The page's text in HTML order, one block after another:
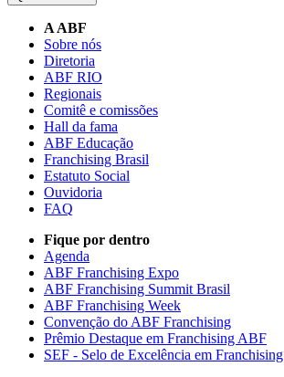
A ABF
Sobre nós
Diretoria
ABF RIO
Regionais
Comitê e comissões
Hall da fama
ABF Educação
Franchising Brasil
Estatuto Social
Ouvidoria
FAQ
Fique por dentro
Agenda
ABF Franchising Expo
ABF Franchising Summit Brasil
ABF Franchising Week
Convenção do ABF Franchising
Prêmio Destaque em Franchising ABF
SEF - Selo de Excelência em Franchising